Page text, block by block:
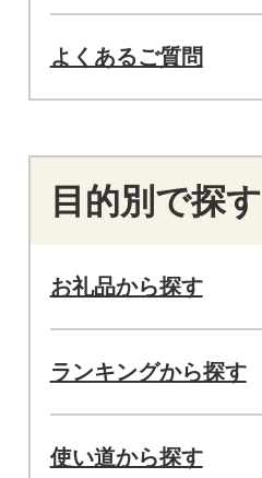
よくあるご質問
目的別で探す
お礼品から探す
ランキングから探す
使い道から探す